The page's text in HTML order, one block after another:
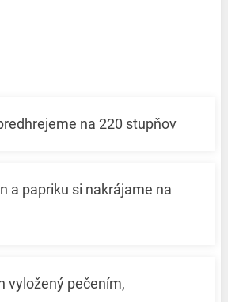
na 220 stupňov
a papriku si nakrájame na
vyložený pečením,